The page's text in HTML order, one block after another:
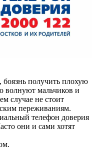
получить плохую
волнуют мальчиков и
случае не стоит
переживаниям.
телефон доверия
они и сами хотят